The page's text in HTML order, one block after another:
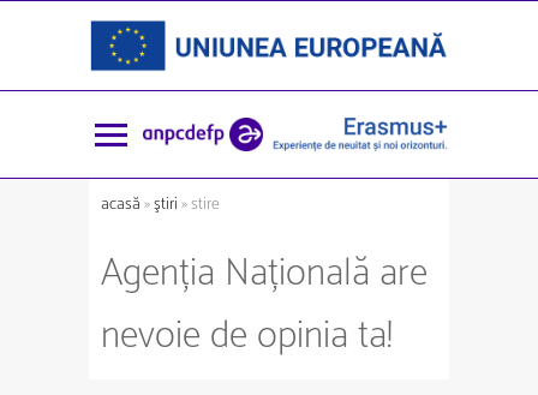
acasă»ştiri» stire
Agenția Națională are
nevoie de opinia ta!